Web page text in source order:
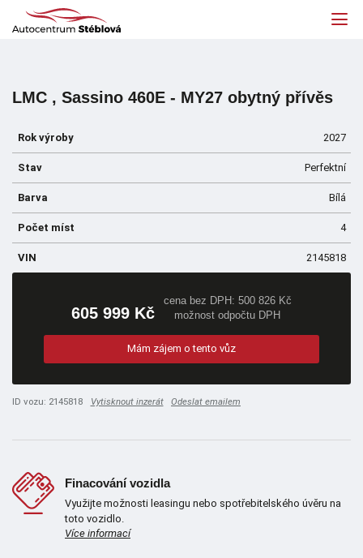
LMC , Sassino 460E - MY27 obytný přívěs
Rok výroby 2027
Stav Perfektní
Barva Bílá
Počet míst 4
VIN 2145818
605 999 Kč
cena bez DPH: 500 826 Kč
možnost odpočtu DPH
Mám zájem o tento vůz
ID vozu: 2145818 Vytisknout inzerát Odeslat emailem
Finacování vozidla
Využijte možnosti leasingu nebo spotřebitelského úvěru na
toto vozidlo.
Více informací